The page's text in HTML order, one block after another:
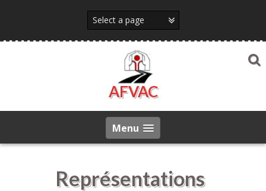
AFVAC
Menu
Représentations